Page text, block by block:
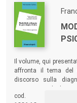
Il volume, qui
affronta il tema del
discorso sulla
concettuale
cod.